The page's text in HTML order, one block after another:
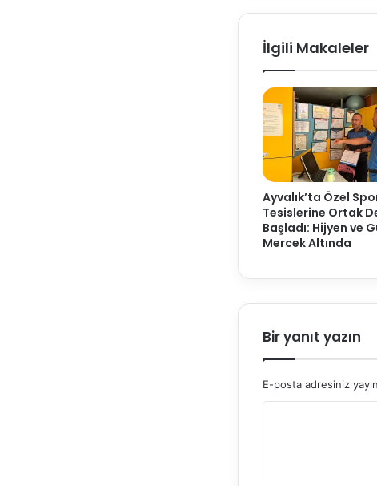
İlgili Makaleler
Ayvalık’ta Özel
Tesislerine Ortak
Başladı: Hijyen ve
Mercek Altında
Bir yanıt yazın
E-posta adresiniz